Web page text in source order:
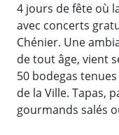
4 jours de fête où
avec concerts
Chénier. Une
de tout âge, vient
50 bodegas
de la Ville. Tapas,
gourmands salés